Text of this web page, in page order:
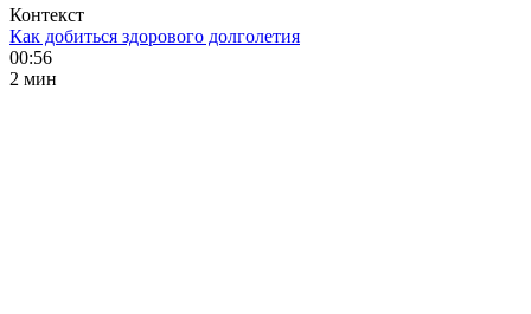
Контекст
Как добиться здорового долголетия
00:56
2 мин